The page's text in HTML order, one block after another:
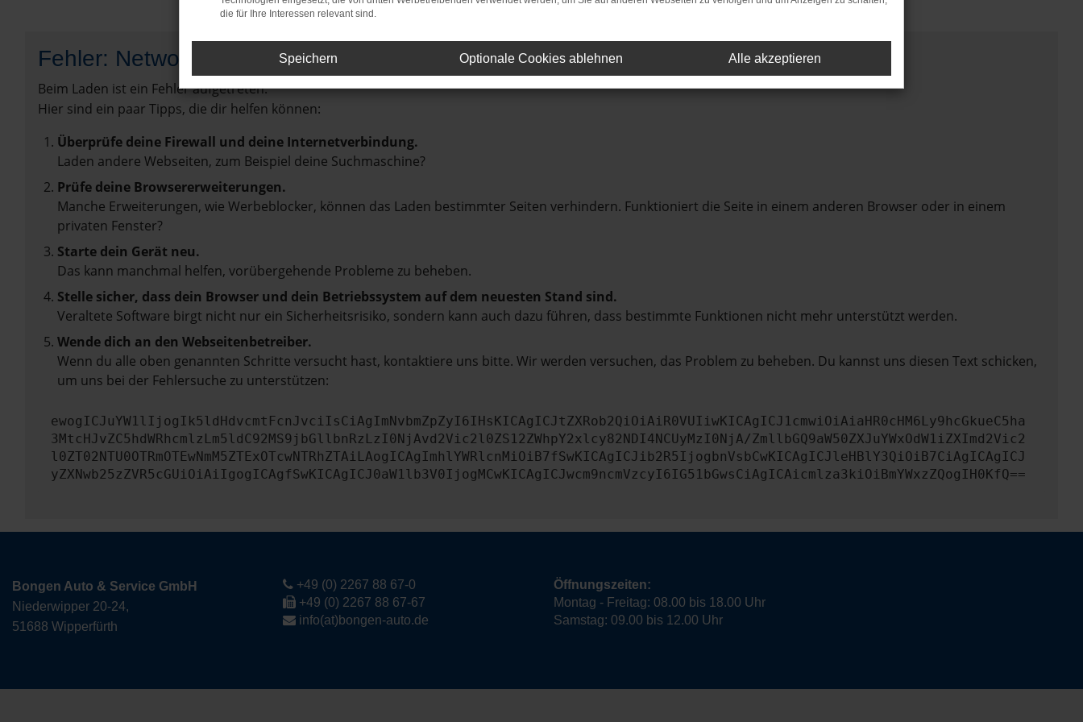
Fehler: Network Error
Beim Laden ist ein Fehler aufgetreten.
Hier sind ein paar Tipps, die dir helfen können:
Überprüfe deine Firewall und deine Internetverbindung.
Laden andere Webseiten, zum Beispiel deine Suchmaschine?
Prüfe deine Browsererweiterungen.
Manche Erweiterungen, wie Werbeblocker, können das Laden bestimmter Seiten verhindern. Funktioniert die Seite in einem anderen Browser oder in einem
privaten Fenster?
Starte dein Gerät neu.
Das kann manchmal helfen, vorübergehende Probleme zu beheben.
Stelle sicher, dass dein Browser und dein Betriebssystem auf dem neuesten Stand sind.
Veraltete Software birgt nicht nur ein Sicherheitsrisiko, sondern kann auch dazu führen, dass bestimmte Funktionen nicht mehr unterstützt werden.
Wende dich an den Webseitenbetreiber.
Wenn du alle oben genannten Schritte versucht hast, kontaktiere uns bitte. Wir werden versuchen, das Problem zu beheben. Du kannst uns diesen Text schicken,
um uns bei der Fehlersuche zu unterstützen:
ewogICJuYW1lIjogIk5ldHdvcmtFcnJvciIsCiAgImNvbmZpZyI6IHsKICAgICJtZXRob2QiOiAiR0VUIiwKICAgICJ1cmwiOiAiaHR0cHM6Ly9hcGkueC5ha
3MtcHJvZC5hdWRhcmlzLm5ldC92MS9jbGllbnRzLzI0NjAvd2Vic2l0ZS12ZWhpY2xlcy82NDI4NCUyMzI0NjA/ZmllbGQ9aW50ZXJuYWxOdW1iZXImd2Vic2
l0ZT02NTU0OTRmOTEwNmM5ZTExOTcwNTRhZTAiLAogICAgImhlYWRlcnMiOiB7fSwKICAgICJib2R5IjogbnVsbCwKICAgICJleHBlY3QiOiB7CiAgICAgICJ
yZXNwb25zZVR5cGUiOiAiIgogICAgfSwKICAgICJ0aW1lb3V0IjogMCwKICAgICJwcm9ncmVzcyI6IG51bGwsCiAgICAicmlza3kiOiBmYWxzZQogIH0KfQ==
Bongen Auto & Service GmbH
Niederwipper 20-24,
51688 Wipperfürth
+49 (0) 2267 88 67-0
+49 (0) 2267 88 67-67
info(at)bongen-auto.de
Öffnungszeiten:
Montag - Freitag: 08.00 bis 18.00 Uhr
Samstag: 09.00 bis 12.00 Uhr
die für Ihre Interessen relevant sind.
Speichern Optionale Cookies ablehnen Alle akzeptieren